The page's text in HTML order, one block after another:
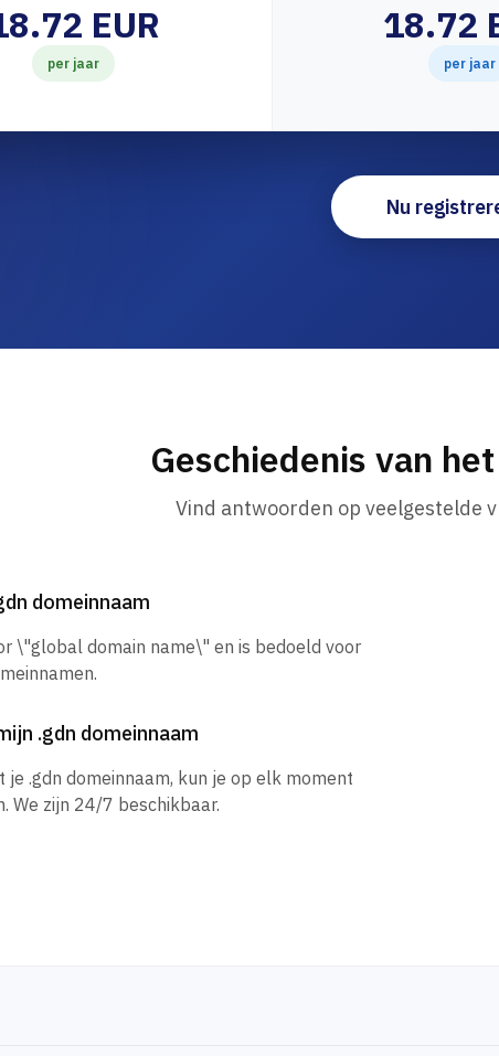
EUR
per jaar
18.72
per jaar
Nu
Geschiedenis van
Vind antwoorden op veelgestelde
domeinnaam
\"global domain name\" en is bedoeld voor
.gdn domeinnaam
.gdn domeinnaam, kun je op elk moment
We zijn 24/7 beschikbaar.